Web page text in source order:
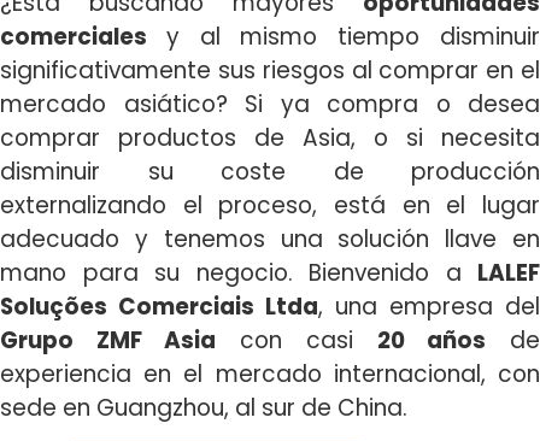
comerciales y al mismo tiempo disminuir
significativamente sus riesgos al comprar en el
mercado asiático? Si ya compra o desea
comprar productos de Asia, o si necesita
disminuir su coste de producción
externalizando el proceso, está en el lugar
adecuado y tenemos una solución llave en
mano para su negocio. Bienvenido a LALEF
Soluções Comerciais Ltda, una empresa del
Grupo ZMF Asia con casi 20 años de
experiencia en el mercado internacional, con
sede en Guangzhou, al sur de China.